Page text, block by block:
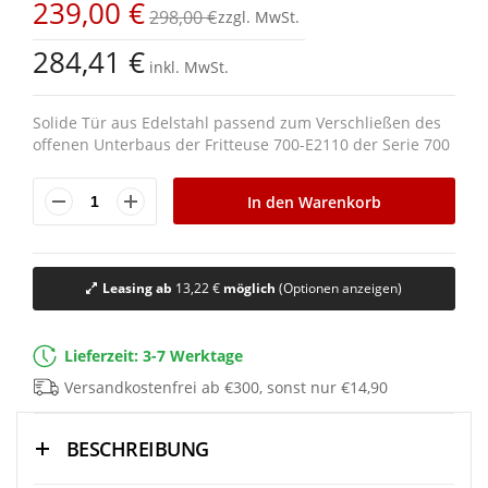
springen
239,00 €298,00 €
284,41 € inkl. MwSt.
Solide Tür aus Edelstahl passend zum Verschließen des
offenen Unterbaus der Fritteuse 700-E2110 der Serie 700
In den Warenkorb
Leasing ab 13,22 € möglich (Optionen anzeigen)
Lieferzeit: 3-7 Werktage
Versandkostenfrei ab €300, sonst nur €14,90
BESCHREIBUNG